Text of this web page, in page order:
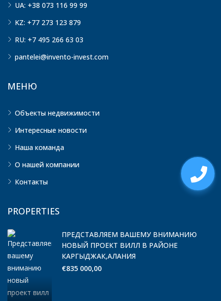
UA: +38 073 116 99 99
KZ: +77 273 123 879
RU: +7 495 266 63 03
pantelei@invento-invest.com
МЕНЮ
Объекты недвижимости
Интересные новости
Наша команда
О нашей компании
Контакты
PROPERTIES
ПРЕДСТАВЛЯЕМ ВАШЕМУ ВНИМАНИЮ
НОВЫЙ ПРОЕКТ ВИЛЛ В РАЙОНЕ
КАРГЫДЖАК,АЛАНИЯ
€835 000,00